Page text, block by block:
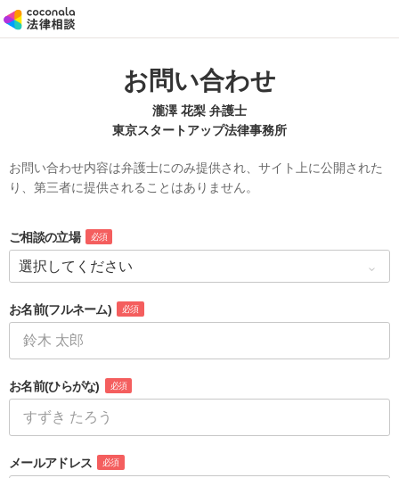
お問い合わせ
瀧澤 花梨 弁護士
東京スタートアップ法律事務所
お問い合わせ内容は弁護士にのみ提供され、サイト上に公開された
り、第三者に提供されることはありません。
ご相談の立場 必須
お名前(フルネーム) 必須
お名前(ひらがな) 必須
メールアドレス 必須